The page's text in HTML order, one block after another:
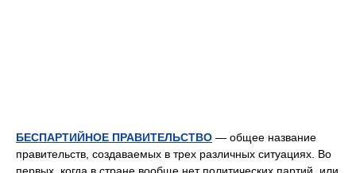
БЕСПАРТИЙНОЕ ПРАВИТЕЛЬСТВО — общее название
правительств, создаваемых в трех различных ситуациях. Во